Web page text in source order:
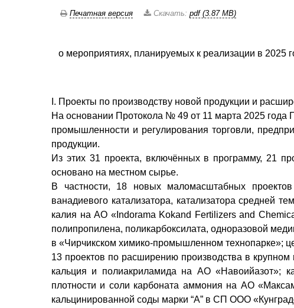
Печатная версия Скачать: pdf (3.87 MB)
о мероприятиях, планируемых к реализации в 2025
I. Проекты по производству новой продукции и
На основании Протокола № 49 от 11 марта 2025 года
промышленности и регулирования торговли,
продукции.
Из этих 31 проекта, включённых в программу, 21
основано на местном сырье.
В частности, 18 новых маломасштабных
ванадиевого катализатора, катализатора средней
калия на АО «Indorama Kokand Fertilizers and
полипропилена, поликарбоксилата, одноразовой
в «Чирчикском химико-промышленном технопарке»;
13 проектов по расширению производства в
кальция и полиакриламида на АО «Навоийазот»;
плотности и соли карбоната аммония на АО
кальцинированной соды марки “А” в СП ООО